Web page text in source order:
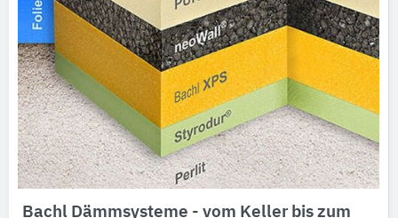
Bachl Dämmsysteme - vom Keller bis zum